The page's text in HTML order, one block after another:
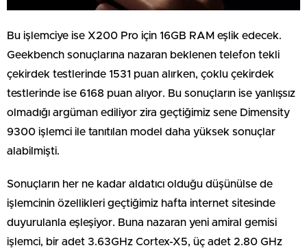
Bu işlemciye ise X200 Pro için 16GB RAM eşlik edecek.
Geekbench sonuçlarına nazaran beklenen telefon tekli
çekirdek testlerinde 1531 puan alırken, çoklu çekirdek
testlerinde ise 6168 puan alıyor. Bu sonuçların ise yanlışsız
olmadığı argüman ediliyor zira geçtiğimiz sene Dimensity
9300 işlemci ile tanıtılan model daha yüksek sonuçlar
alabilmişti.
Sonuçların her ne kadar aldatıcı olduğu düşünülse de
işlemcinin özellikleri geçtiğimiz hafta internet sitesinde
duyurulanla eşleşiyor. Buna nazaran yeni amiral gemisi
işlemci, bir adet 3.63GHz Cortex-X5, üç adet 2.80 GHz